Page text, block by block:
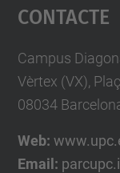
Contacte
Campus
Vèrtex (VX),
08034
Web:
Email: